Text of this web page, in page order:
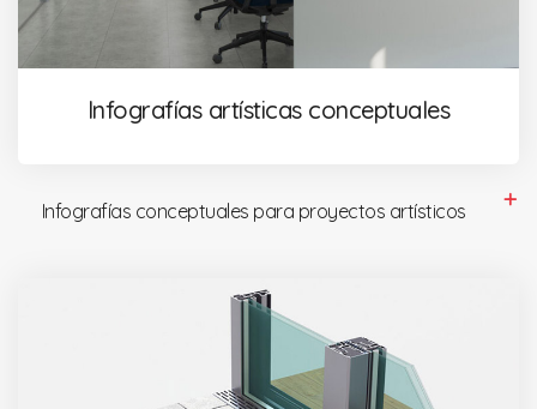
Infografías artísticas conceptuales
Infografías conceptuales para proyectos artísticos